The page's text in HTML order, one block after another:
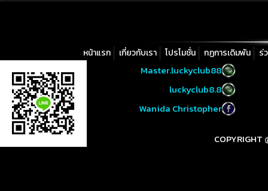
หน้าแรก เกี่ยวกับเรา โปรโมชั่น กฏการเดิมพัน ร่
Master.luckyclub88
luckyclub8.8
Wanida Christopher
COPYRIGHT